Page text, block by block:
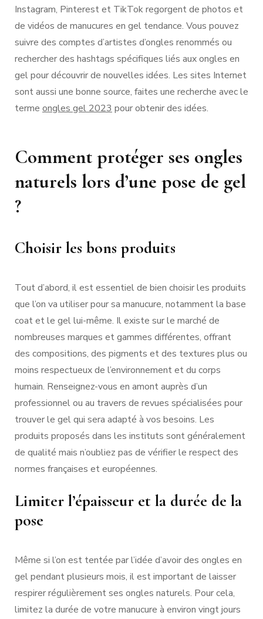
Instagram, Pinterest et TikTok regorgent de photos et
de vidéos de manucures en gel tendance. Vous pouvez
suivre des comptes d’artistes d’ongles renommés ou
rechercher des hashtags spécifiques liés aux ongles en
gel pour découvrir de nouvelles idées. Les sites Internet
sont aussi une bonne source, faites une recherche avec le
terme ongles gel 2023 pour obtenir des idées.
Comment protéger ses ongles
naturels lors d’une pose de gel
?
Choisir les bons produits
Tout d’abord, il est essentiel de bien choisir les produits
que l’on va utiliser pour sa manucure, notamment la base
coat et le gel lui-même. Il existe sur le marché de
nombreuses marques et gammes différentes, offrant
des compositions, des pigments et des textures plus ou
moins respectueux de l’environnement et du corps
humain. Renseignez-vous en amont auprès d’un
professionnel ou au travers de revues spécialisées pour
trouver le gel qui sera adapté à vos besoins. Les
produits proposés dans les instituts sont généralement
de qualité mais n’oubliez pas de vérifier le respect des
normes françaises et européennes.
Limiter l’épaisseur et la durée de la
pose
Même si l’on est tentée par l’idée d’avoir des ongles en
gel pendant plusieurs mois, il est important de laisser
respirer régulièrement ses ongles naturels. Pour cela,
limitez la durée de votre manucure à environ vingt jours